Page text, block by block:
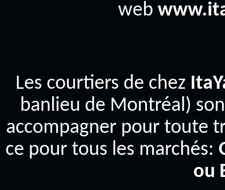
web
Les courtiers de chez
banlieu de Montréal)
accompagner pour toute
ce pour tous les marchés:
ou